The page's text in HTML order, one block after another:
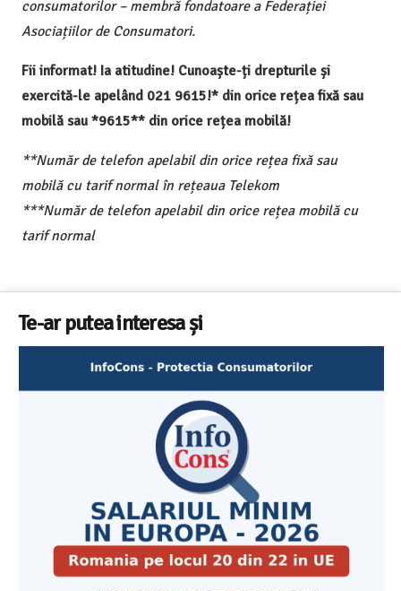
consumatorilor – membră fondatoare a Federației
Asociațiilor de Consumatori.
Fii informat! Ia atitudine! Cunoaște-ți drepturile și
exercită-le apelând 021 9615!* din orice rețea fixă sau
mobilă sau *9615** din orice rețea mobilă!
**Număr de telefon apelabil din orice rețea fixă sau
mobilă cu tarif normal în rețeaua Telekom
***Număr de telefon apelabil din orice rețea mobilă cu
tarif normal
Te-ar putea interesa și